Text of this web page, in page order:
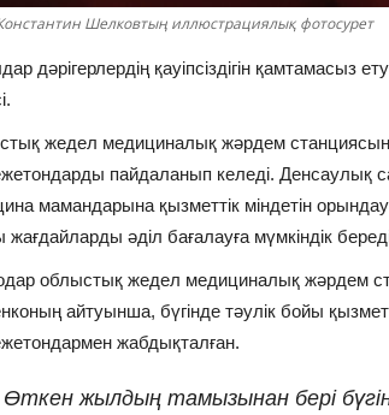
Шелковтың иллюстрациялық фотосурет
дәрігерлердің қауіпсіздігін қамтамасыз
жедел медициналық жәрдем
пайдаланып келеді. Денсаулық
мамандарына қызметтік міндетін
жағдайларды әділ бағалауға мүмкіндік
облыстық жедел медициналық жәрдем
айтуынша, бүгінде тәулік бойы
жабдықталған.
Өткен жылдың тамызынан бері